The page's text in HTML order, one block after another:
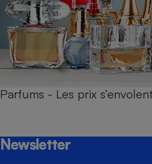
Parfums - Les prix s’envolent
Newsletter